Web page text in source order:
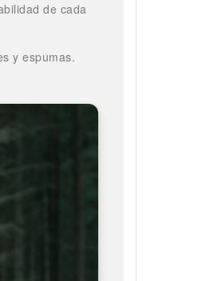
de cada
y espumas.